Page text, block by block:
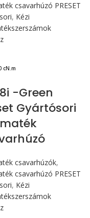
csavarhúzó PRESET
, Kézi
cN.m
-Green
Gyártósori
csavarhúzók,
csavarhúzó PRESET
, Kézi